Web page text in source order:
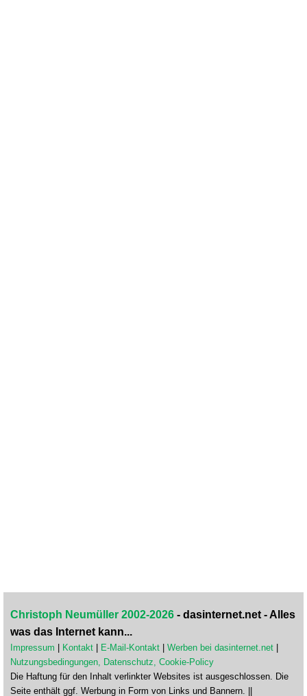
Christoph Neumüller 2002-2026 - dasinternet.net - Alles
was das Internet kann...
Impressum Kontakt E-Mail-Kontakt Werben bei dasinternet.net
Nutzungsbedingungen, Datenschutz, Cookie-Policy
Die Haftung für den Inhalt verlinkter Websites ist ausgeschlossen. Die
Seite enthält ggf. Werbung in Form von Links und Bannern. ||